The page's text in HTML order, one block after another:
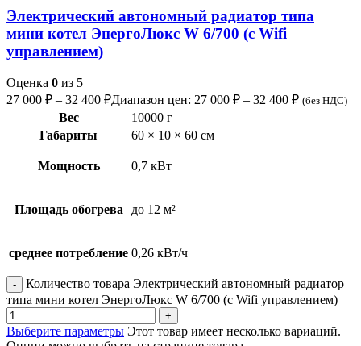
Электрический автономный радиатор типа
мини котел ЭнергоЛюкс W 6/700 (с Wifi
управлением)
Оценка 0 из 5
27 000 ₽ – 32 400 ₽Диапазон цен: 27 000 ₽ – 32 400 ₽ (без НДС)
Вес
10000 г
Габариты
60 × 10 × 60 см
Мощность 0,7 кВт
Площадь обогрева до 12 м²
среднее потребление 0,26 кВт/ч
Количество товара Электрический автономный радиатор
типа мини котел ЭнергоЛюкс W 6/700 (с Wifi управлением)
Выберите параметры Этот товар имеет несколько вариаций.